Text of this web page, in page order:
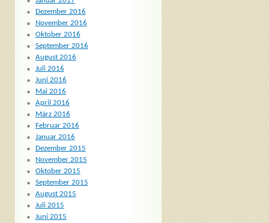
Dezember 2016
November 2016
Oktober 2016
September 2016
August 2016
Juli 2016
Juni 2016
Mai 2016
April 2016
März 2016
Februar 2016
Januar 2016
Dezember 2015
November 2015
Oktober 2015
September 2015
August 2015
Juli 2015
Juni 2015